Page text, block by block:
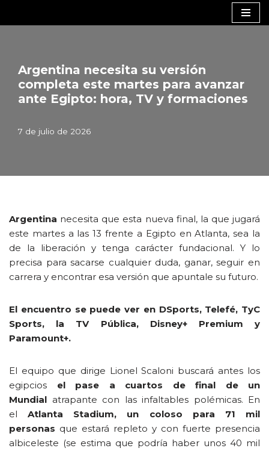
Argentina necesita su versión
completa este martes para avanzar
ante Egipto: hora, TV y formaciones
7 de julio de 2026
Argentina necesita que esta nueva final, la que jugará
este martes a las 13 frente a Egipto en Atlanta, sea la
de la liberación y tenga carácter fundacional. Y lo
precisa para sacarse cualquier duda, ganar, seguir en
carrera y encontrar esa versión que apuntale su futuro.
El encuentro se puede ver en DSports, Telefé, TyC
Sports, la TV Pública, Disney+ Premium y
Paramount+.
El equipo que dirige Lionel Scaloni buscará antes los
egipcios el pase a cuartos de final de un
Mundial atrapante con las infaltables polémicas. En
elAtlanta Stadium, un coloso para 71 mil
personas que estará repleto y con fuerte presencia
albiceleste (se estima que podría haber unos 40 mil